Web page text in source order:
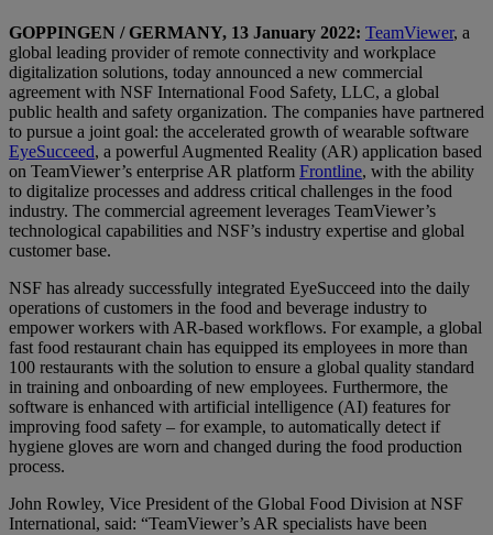
GOPPINGEN / GERMANY, 13 January 2022: TeamViewer, a
global leading provider of remote connectivity and workplace
digitalization solutions, today announced a new commercial
agreement with NSF International Food Safety, LLC, a global
public health and safety organization. The companies have partnered
to pursue a joint goal: the accelerated growth of wearable software
EyeSucceed, a powerful Augmented Reality (AR) application based
on TeamViewer’s enterprise AR platform Frontline, with the ability
to digitalize processes and address critical challenges in the food
industry. The commercial agreement leverages TeamViewer’s
technological capabilities and NSF’s industry expertise and global
customer base.
NSF has already successfully integrated EyeSucceed into the daily
operations of customers in the food and beverage industry to
empower workers with AR-based workflows. For example, a global
fast food restaurant chain has equipped its employees in more than
100 restaurants with the solution to ensure a global quality standard
in training and onboarding of new employees. Furthermore, the
software is enhanced with artificial intelligence (AI) features for
improving food safety – for example, to automatically detect if
hygiene gloves are worn and changed during the food production
process.
John Rowley, Vice President of the Global Food Division at NSF
International, said: “TeamViewer’s AR specialists have been